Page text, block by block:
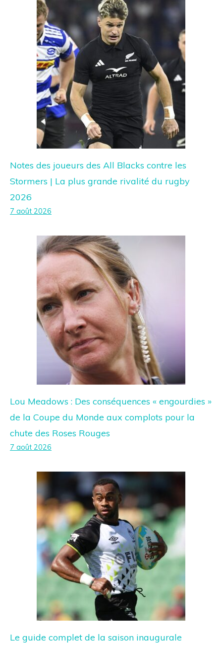
Notes des joueurs des All Blacks contre les
Stormers | La plus grande rivalité du rugby
2026
7 août 2026
Lou Meadows : Des conséquences « engourdies »
de la Coupe du Monde aux complots pour la
chute des Roses Rouges
7 août 2026
Le guide complet de la saison inaugurale